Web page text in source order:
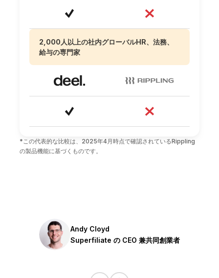
2,000人以上の社内グローバルHR、法務、
給与の専門家
*この代表的な比較は、2025年4月時点で確認されているRippling
の製品機能に基づくものです。
Andy Cloyd
Superfiliate の CEO 兼共同創業者